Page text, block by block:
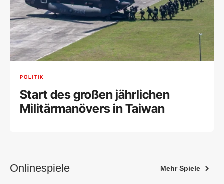
POLITIK
Start des großen jährlichen
Militärmanövers in Taiwan
Onlinespiele Mehr Spiele